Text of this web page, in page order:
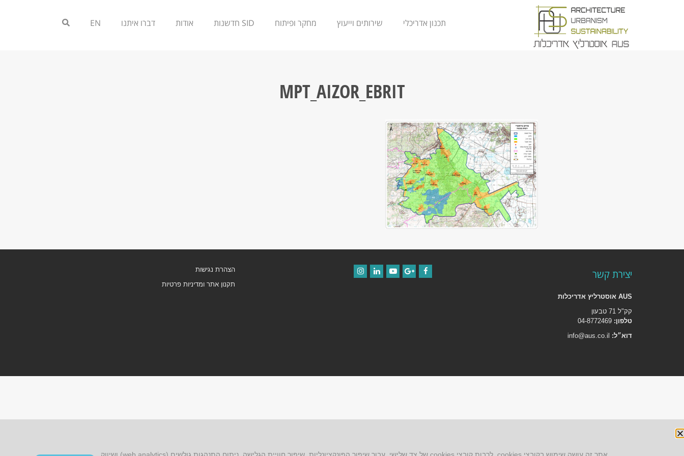
תכנון אדריכלי שירותים וייעוץ מחקר ופיתוח SID חדשנות אודות דברו איתנו EN
MPT_AIZOR_EBRIT
יצירת קשר
AUS אוסטרליץ אדריכלות
קק"ל 71 טבעון
טלפון:
דוא״ל: info@aus.co.il
הצהרת נגישות
תקנון אתר ומדיניות פרטיות
אתר זה עושה שימוש בקובצי cookies, לרבות קובצי cookies של צד שלישי, עבור שיפור הפונקציונליות, שיפור חוויית הגלישה, ניתוח התנהגות גולשים (web analytics) ושיווק